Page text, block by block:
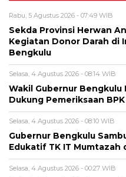
Rabu, 5 Agustus 2026 - 07:49 WIB
Sekda Provinsi Herwan
Kegiatan Donor Darah di
Bengkulu
Selasa, 4 Agustus 2026 - 08:14 WIB
Wakil Gubernur
Dukung Pemeriksaan BPK
Selasa, 4 Agustus 2026 - 08:10 WIB
Gubernur Bengkulu
Edukatif TK IT Mumtazah
Selasa, 4 Agustus 2026 - 00:27 WIB